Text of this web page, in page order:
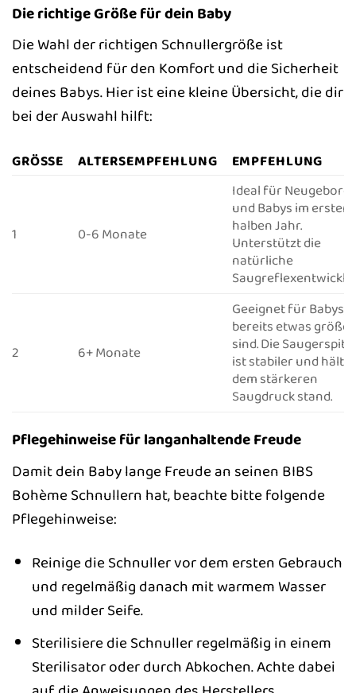
Die richtige Größe für dein Baby
Die Wahl der richtigen Schnullergröße ist
entscheidend für den Komfort und die Sicherheit
deines Babys. Hier ist eine kleine Übersicht, die dir
bei der Auswahl hilft:
GRÖSSE ALTERSEMPFEHLUNG EMPFEHLUNG
1 0-6 Monate
Ideal für
und Babys im ersten
halben Jahr.
Unterstützt die
natürliche
2 6+ Monate
Geeignet für Babys,
bereits etwas größer
sind. Die
ist stabiler und hält
dem stärkeren
Saugdruck stand.
Pflegehinweise für langanhaltende Freude
Damit dein Baby lange Freude an seinen BIBS
Bohème Schnullern hat, beachte bitte folgende
Pflegehinweise:
Reinige die Schnuller vor dem ersten Gebrauch
und regelmäßig danach mit warmem Wasser
und milder Seife.
Sterilisiere die Schnuller regelmäßig in einem
Sterilisator oder durch Abkochen. Achte dabei